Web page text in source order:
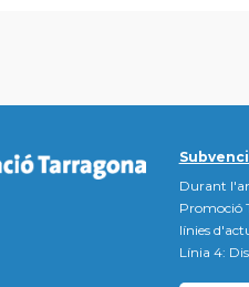
Durant
Promoció
línies
Línia 4: